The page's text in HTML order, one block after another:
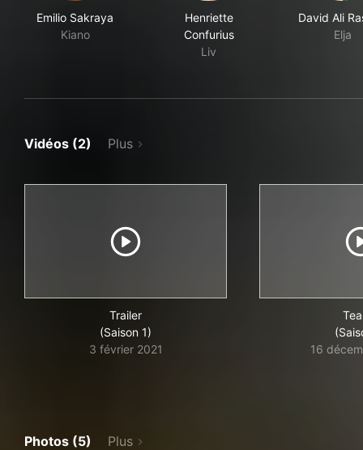
Emilio Sakraya
Kiano
Henriette
Confurius
Liv
David Ali
Elja
Vidéos (2) Plus
Trailer
(Saison 1)
3 février 2021
16
Photos (5) Plus